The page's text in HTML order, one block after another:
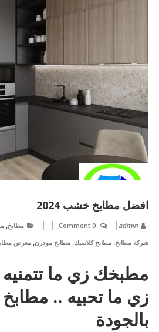
افضل مطابخ خشب 2024
admin
0 Comment مطابخ,
شركة مطابخ, مطابخ كلاسيك, مطابخ مودرن, معرض
مطبخك زي ما
زي ما تحبيه .. مطابخ
بالجودة